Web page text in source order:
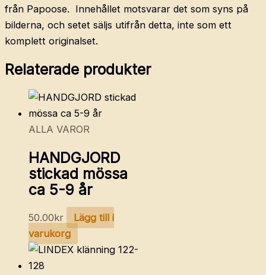
från Papoose. Innehållet motsvarar det som syns på
bilderna, och setet säljs utifrån detta, inte som ett
komplett originalset.
Relaterade produkter
ALLA VAROR
HANDGJORD
stickad mössa
ca 5-9 år
50.00kr
Lägg till i
varukorg